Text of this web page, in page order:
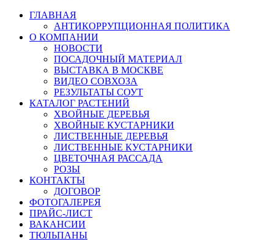
ГЛАВНАЯ
АНТИКОРРУПЦИОННАЯ ПОЛИТИКА
О КОМПАНИИ
НОВОСТИ
ПОСАДОЧНЫЙ МАТЕРИАЛ
ВЫСТАВКА В МОСКВЕ
ВИДЕО СОВХОЗА
РЕЗУЛЬТАТЫ СОУТ
КАТАЛОГ РАСТЕНИЙ
ХВОЙНЫЕ ДЕРЕВЬЯ
ХВОЙНЫЕ КУСТАРНИКИ
ЛИСТВЕННЫЕ ДЕРЕВЬЯ
ЛИСТВЕННЫЕ КУСТАРНИКИ
ЦВЕТОЧНАЯ РАССАДА
РОЗЫ
КОНТАКТЫ
ДОГОВОР
ФОТОГАЛЕРЕЯ
ПРАЙС-ЛИСТ
ВАКАНСИИ
ТЮЛЬПАНЫ